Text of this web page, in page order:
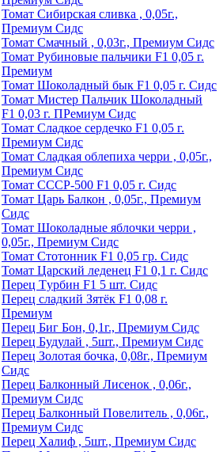
Томат Сибирская сливка , 0,05г.,
Премиум Сидс
Томат Смачный , 0,03г., Премиум Сидс
Томат Рyбинoвыe пaльчики F1 0,05 г.
Пpeмиyм
Томат Шоколадный бык F1 0,05 г. Сидс
Томат Мистер Пальчик Шоколадный
F1 0,03 г. ПРемиум Сидс
Томат Сладкое сердечко F1 0,05 г.
Премиум Сидс
Томат Сладкая облепиха черри , 0,05г.,
Премиум Сидс
Томат СССР-500 F1 0,05 г. Сидс
Томат Царь Балкон , 0,05г., Премиум
Сидс
Томат Шоколадные яблочки черри ,
0,05г., Премиум Сидс
Томат Стотонник F1 0,05 гр. Сидс
Томат Царский леденец F1 0,1 г. Сидс
Перец Tурбин F1 5 шт. Сидс
Перец сладкий Зятёк F1 0,08 г.
Премиум
Перец Биг Бон, 0,1г., Премиум Сидс
Перец Будулай , 5шт., Премиум Сидс
Перец Золотая бочка, 0,08г., Премиум
Сидс
Перец Балконный Лисенок , 0,06г.,
Премиум Сидс
Перец Балконный Повелитель , 0,06г.,
Премиум Сидс
Перец Халиф , 5шт., Премиум Сидс